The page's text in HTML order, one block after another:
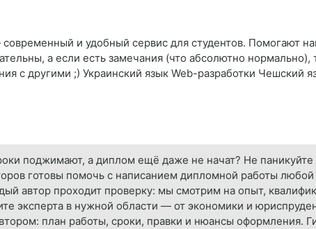
и удобный сервис для студентов. Помогают
а если есть замечания (что абсолютно нормально),
с другими ;) Украинский язык Web-разработки Чешский
поджимают, а диплом ещё даже не начат? Не
готовы помочь с написанием дипломной работы любой
автор проходит проверку: мы смотрим на опыт,
эксперта в нужной области — от экономики и
план работы, сроки, правки и нюансы оформления.